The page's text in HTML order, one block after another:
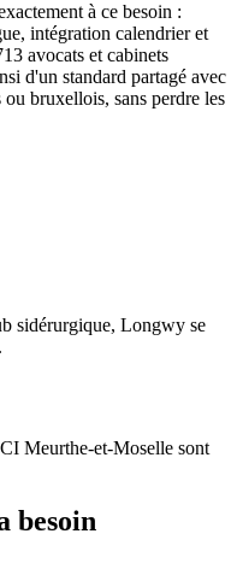
à ce besoin :
intégration calendrier et
avocats et cabinets
d'un standard partagé avec
bruxellois, sans perdre les
sidérurgique, Longwy se
Meurthe-et-Moselle sont
besoin